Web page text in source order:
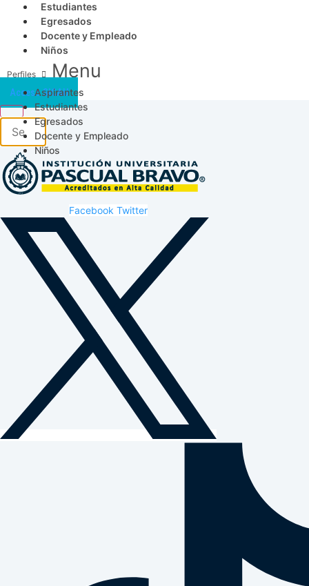
Estudiantes
Egresados
Docente y Empleado
Niños
Menu
Aspirantes
Estudiantes
Egresados
Docente y Empleado
Niños
Acceso SICAU
Facebook Twitter